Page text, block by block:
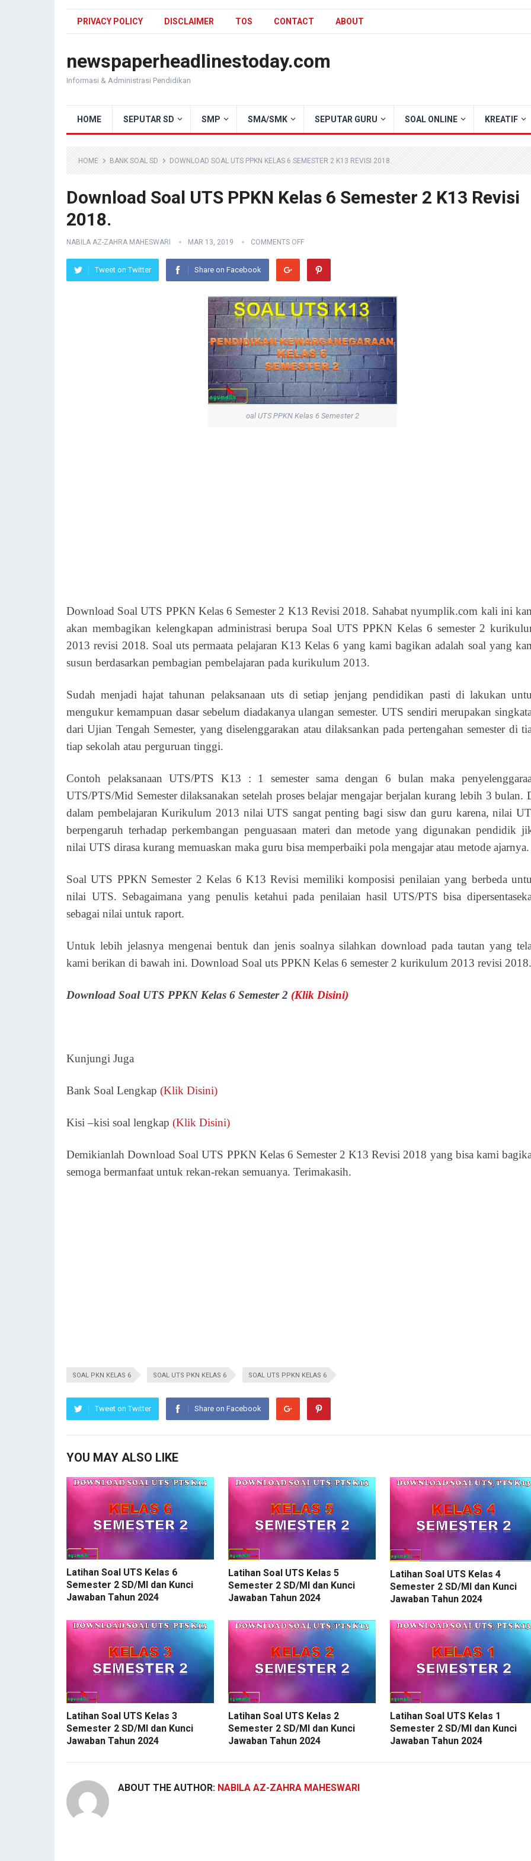
PRIVACY POLICY DISCLAIMER TOS CONTACT ABOUT
newspaperheadlinestoday.com
Informasi & Administrasi Pendidikan
HOME SEPUTAR SD SMP SMA/SMK SEPUTAR GURU SOAL ONLINE KREATIF
HOME BANK SOAL SD DOWNLOAD SOAL UTS PPKN KELAS 6 SEMESTER 2 K13 REVISI 2018.
Download Soal UTS PPKN Kelas 6 Semester 2 K13 Revisi
2018.
NABILA AZ-ZAHRA MAHESWARI MAR 13, 2019 COMMENTS OFF
Tweet on Twitter Share on Facebook
oal UTS PPKN Kelas 6 Semester 2
Download Soal UTS PPKN Kelas 6 Semester 2 K13 Revisi 2018. Sahabat nyumplik.com kali ini
akan membagikan kelengkapan administrasi berupa Soal UTS PPKN Kelas 6 semester 2
2013 revisi 2018. Soal uts permaata pelajaran K13 Kelas 6 yang kami bagikan adalah soal yang
susun berdasarkan pembagian pembelajaran pada kurikulum 2013.
Sudah menjadi hajat tahunan pelaksanaan uts di setiap jenjang pendidikan pasti di lakukan
mengukur kemampuan dasar sebelum diadakanya ulangan semester. UTS sendiri merupakan
dari Ujian Tengah Semester, yang diselenggarakan atau dilaksankan pada pertengahan semester di
tiap sekolah atau perguruan tinggi.
Contoh pelaksanaan UTS/PTS K13 : 1 semester sama dengan 6 bulan maka
UTS/PTS/Mid Semester dilaksanakan setelah proses belajar mengajar berjalan kurang lebih 3 bulan.
dalam pembelajaran Kurikulum 2013 nilai UTS sangat penting bagi sisw dan guru karena, nilai
berpengaruh terhadap perkembangan penguasaan materi dan metode yang digunakan pendidik
nilai UTS dirasa kurang memuaskan maka guru bisa memperbaiki pola mengajar atau metode ajarnya.
Soal UTS PPKN Semester 2 Kelas 6 K13 Revisi memiliki komposisi penilaian yang berbeda
nilai UTS. Sebagaimana yang penulis ketahui pada penilaian hasil UTS/PTS bisa
sebagai nilai untuk raport.
Untuk lebih jelasnya mengenai bentuk dan jenis soalnya silahkan download pada tautan yang
kami berikan di bawah ini. Download Soal uts PPKN Kelas 6 semester 2 kurikulum 2013 revisi 2018.
Download Soal UTS PPKN Kelas 6 Semester 2 (Klik Disini)
Kunjungi Juga
Bank Soal Lengkap (Klik Disini)
Kisi –kisi soal lengkap (Klik Disini)
Demikianlah Download Soal UTS PPKN Kelas 6 Semester 2 K13 Revisi 2018 yang bisa kami
semoga bermanfaat untuk rekan-rekan semuanya. Terimakasih.
SOAL PKN KELAS 6 SOAL UTS PKN KELAS 6 SOAL UTS PPKN KELAS 6
Tweet on Twitter Share on Facebook
YOU MAY ALSO LIKE
Latihan Soal UTS Kelas 6
Semester 2 SD/MI dan Kunci
Jawaban Tahun 2024
Latihan Soal UTS Kelas 5
Semester 2 SD/MI dan Kunci
Jawaban Tahun 2024
Latihan Soal UTS Kelas 4
Semester 2 SD/MI dan Kunci
Jawaban Tahun 2024
Latihan Soal UTS Kelas 3
Semester 2 SD/MI dan Kunci
Jawaban Tahun 2024
Latihan Soal UTS Kelas 2
Semester 2 SD/MI dan Kunci
Jawaban Tahun 2024
Latihan Soal UTS Kelas 1
Semester 2 SD/MI dan Kunci
Jawaban Tahun 2024
ABOUT THE AUTHOR: NABILA AZ-ZAHRA MAHESWARI